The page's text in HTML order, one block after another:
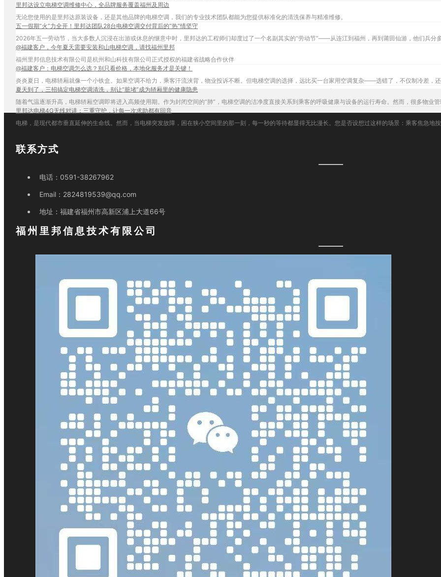
里邦达设立电梯空调维修中心，全品牌服务覆盖福州及周边
无论您使用的是里邦达原装设备，还是其他品牌的电梯空调，我们的专业技术团队都能为您提供标准化的清洗保养与精准维修。
五一假期“火”力全开！里邦达团队28台电梯空调交付背后的“热”情坚守
@福建客户，今年夏天需要安装和山电梯空调，请找福州里邦
福州里邦信息技术有限公司是杭州和山科技有限公司正式授权的福建省战略合作伙伴
@福建客户：电梯空调怎么选？别只看价格，本地化服务才是关键！
炎炎夏日，电梯轿厢就像一个小铁盒。如果空调不给力，乘客汗流浃背，物业投诉不断。但电梯空调的选择，远比买一台家用空调复杂——选错了，不仅制冷差，
夏天到了，三招搞定电梯空调清洗，别让“脏堵”成为轿厢里的健康隐患
随着气温逐渐升高，电梯轿厢空调即将进入高频使用期。作为封闭空间的“肺”，电梯空调的洁净度直接关系到乘客的呼吸健康与设备的运行寿命。然而，很多物业
里邦达电梯4G无线对讲：三重守护，让每一次求助都有回音
联系方式
电话： 0591-38267962
Email： 2824819539@qq.com
地址： 福建省福州市高新区浦上大道66号
福州里邦信息技术有限公司